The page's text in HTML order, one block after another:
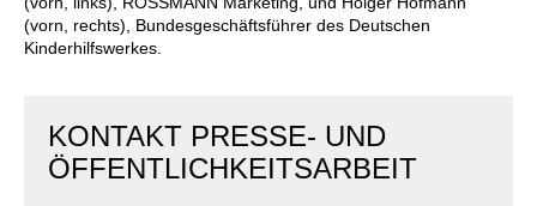
Kindertagesstätte Rosenbergstraße
Kindertagesstätte Schneiderberg
Kindertagesstätte Langes Feld “Deisterspatzen”
Offene Sprach-Sprechstunde
Kindertagesstätte Moorlilienweg /
Familienzentrum
(vorn, rechts), Bundesgeschäftsführer des Deutschen
Kinderhilfswerkes.
KONTAKT PRESSE- UND
ÖFFENTLICHKEITSARBEIT